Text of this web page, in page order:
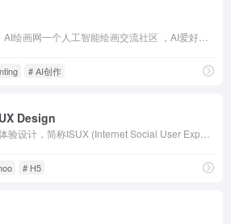
# AI创作
Design
# H5